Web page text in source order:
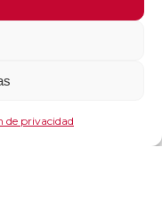
de privacidad